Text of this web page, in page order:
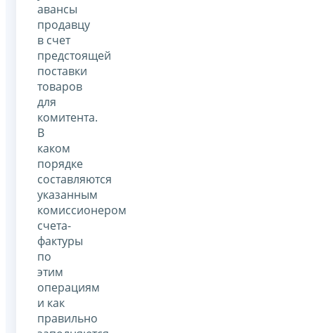
авансы
продавцу
в счет
предстоящей
поставки
товаров
для
комитента.
В
каком
порядке
составляются
указанным
комиссионером
счета-
фактуры
по
этим
операциям
и как
правильно